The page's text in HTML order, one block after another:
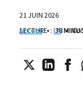
21 JUIN 2026
LECTURE : 38
Accueil • I.A •